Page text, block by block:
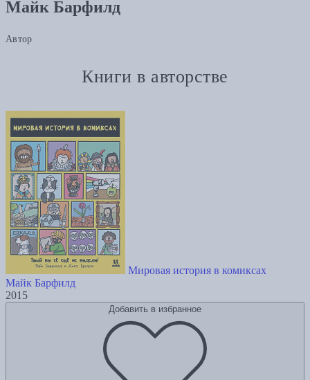
Майк Барфилд
Автор
Книги в авторстве
Мировая история в комиксах
Майк Барфилд
2015
Добавить в избранное